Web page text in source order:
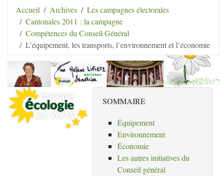
Aller au contenu | Aller au menu
Aller au menu
secondaire
Aller à la recherche
Hélène Lipietz
Ancienne Sénatrice de Seine-et-Marne
Accueil Archives
Les campagnes électorales
Cantonales 2011 : la campagne
Compétences du Conseil Général
L’équipement, les transports, l’environnement et l’économie
SOMMAIRE
Équipement
Environnement
Économie
Les autres initiatives du
Conseil général